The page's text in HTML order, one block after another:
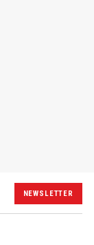
NEWSLETTER